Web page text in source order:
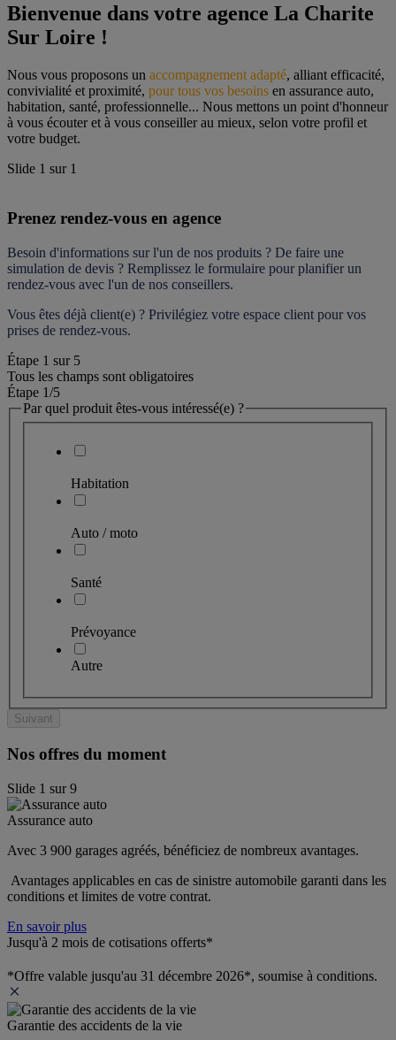
Bienvenue dans votre agence La Charite
Sur Loire !
Nous vous proposons un accompagnement adapté, alliant efficacité,
convivialité et proximité, pour tous vos besoins en assurance auto,
habitation, santé, professionnelle... Nous mettons un point d'honneur
à vous écouter et à vous conseiller au mieux, selon votre profil et
votre budget.
Slide 1 sur 1
Prenez rendez-vous en agence
Besoin d'informations sur l'un de nos produits ? De faire une
simulation de devis ? Remplissez le formulaire pour planifier un
rendez-vous avec l'un de nos conseillers.
Vous êtes déjà client(e) ? Privilégiez votre espace client pour vos
prises de rendez-vous.
Étape 1 sur 5
Tous les champs sont obligatoires
Étape 1/5
Par quel produit êtes-vous intéressé(e) ?
Habitation
Auto / moto
Santé
Prévoyance
Autre
Suivant
Nos offres du moment
Slide 1 sur9
Assurance auto
Avec 3 900 garages agréés, bénéficiez de nombreux avantages.
Avantages applicables en cas de sinistre automobile garanti dans les
conditions et limites de votre contrat.
En savoir plus
Jusqu'à 2 mois de cotisations offerts*
*Offre valable jusqu'au 31 décembre 2026*, soumise à conditions.
Garantie des accidents de la vie